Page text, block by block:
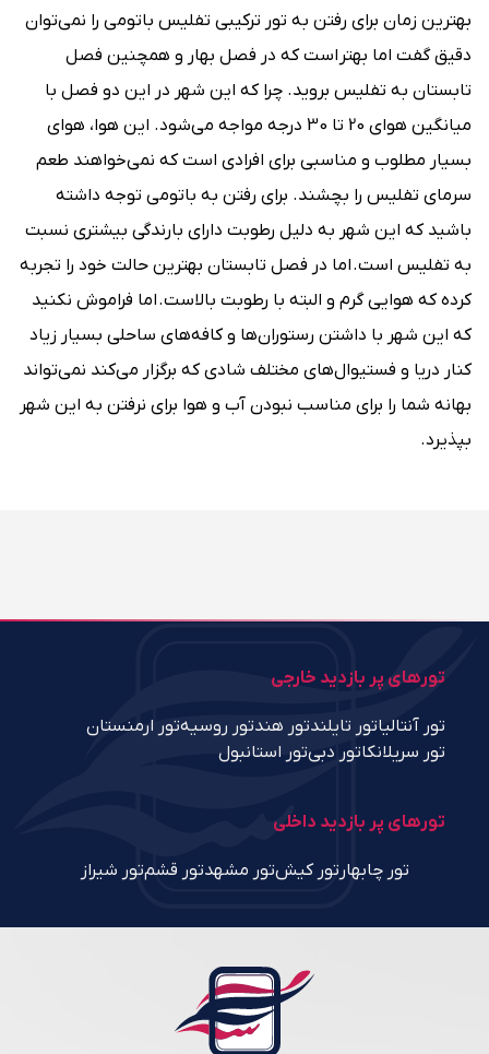
بهترین زمان برای رفتن به تور ترکیبی تفلیس باتومی را نمی‌توان
دقیق گفت اما بهتر است که در فصل بهار و همچنین فصل
تابستان به تفلیس بروید. چرا که این شهر در این دو فصل با
میانگین هوای 20 تا 30 درجه مواجه می‌شود. این هوا، هوای
بسیار مطلوب و مناسبی برای افرادی است که نمی‌خواهند طعم
سرمای تفلیس را بچشند. برای رفتن به باتومی توجه داشته
باشید که این شهر به دلیل رطوبت دارای بارندگی بیشتری نسبت
به تفلیس است. اما در فصل تابستان بهترین حالت خود را تجربه
کرده که هوایی گرم و البته با رطوبت بالاست. اما فراموش نکنید
که این شهر با داشتن رستوران‌‌ها و کافه‌‌های ساحلی بسیار زیاد
کنار دریا و فستیوال‌های مختلف شادی که برگزار می‌کند نمی‌تواند
بهانه شما را برای مناسب نبودن آب و هوا برای نرفتن به این شهر
بپذیرد.
تورهای پر بازدید خارجی
تور آنتالیاتور تایلندتور هندتور روسیهتور ارمنستان
تور سریلانکاتور دبیتور استانبول
تورهای پر بازدید داخلی
تور چابهار تور کیشتور مشهدتور قشمتور شیراز